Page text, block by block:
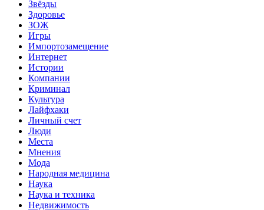
Звёзды
Здоровье
ЗОЖ
Игры
Импортозамещение
Интернет
Истории
Компании
Криминал
Культура
Лайфхаки
Личный счет
Люди
Места
Мнения
Мода
Народная медицина
Наука
Наука и техника
Недвижимость